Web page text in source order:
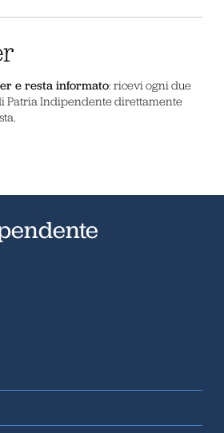
e resta informato: ricevi ogni due
Patria Indipendente direttamente